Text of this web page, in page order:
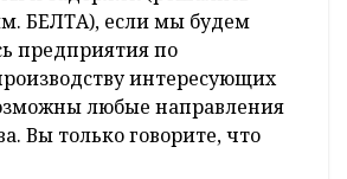
БЕЛТА), если мы будем
предприятия по
интересующих
любые направления
Вы только говорите, что